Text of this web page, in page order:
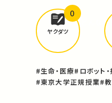
どんな
ヤクダツ
0
#生命・医療#ロボット
#東京大学正規授業#